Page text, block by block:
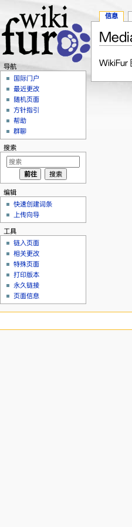
WikiFur
信息
导航
国际门户
最近更改
随机页面
方针指引
帮助
群聊
搜索
编辑
快速创建词条
上传向导
工具
链入页面
相关更改
特殊页面
打印版本
永久链接
页面信息